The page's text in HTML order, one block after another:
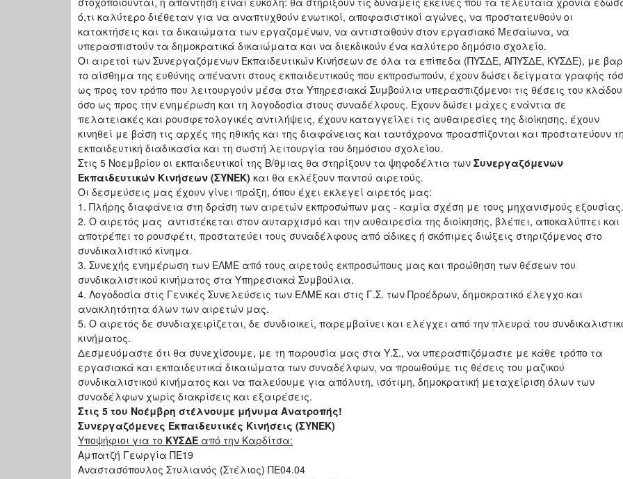
ό,τι καλύτερο διέθεταν για να αναπτυχθούν ενωτικοί, αποφασιστικοί αγώνες, να προστατευθούν οι
κατακτήσεις και τα δικαιώματα των εργαζομένων, να αντισταθούν στον εργασιακό Μεσαίωνα, να
υπερασπιστούν τα δημοκρατικά δικαιώματα και να διεκδικούν ένα καλύτερο δημόσιο σχολείο.
Οι αιρετοί των Συνεργαζόμενων Εκπαιδευτικών Κινήσεων σε όλα τα επίπεδα (ΠΥΣΔΕ, ΑΠΥΣΔΕ, ΚΥΣΔΕ), με
το αίσθημα της ευθύνης απέναντι στους εκπαιδευτικούς που εκπροσωπούν, έχουν δώσει δείγματα γραφής
ως προς τον τρόπο που λειτουργούν μέσα στα Υπηρεσιακά Συμβούλια υπερασπιζόμενοι τις θέσεις του κλάδου
όσο ως προς την ενημέρωση και τη λογοδοσία στους συναδέλφους. Έχουν δώσει μάχες ενάντια σε
πελατειακές και ρουσφετολογικές αντιλήψεις, έχουν καταγγείλει τις αυθαιρεσίες της διοίκησης, έχουν
κινηθεί με βάση τις αρχές της ηθικής και της διαφάνειας και ταυτόχρονα προασπίζονται και προστατεύουν
εκπαιδευτική διαδικασία και τη σωστή λειτουργία του δημόσιου σχολείου.
Στις 5 Νοεμβρίου οι εκπαιδευτικοί της Β/θμιας θα στηρίξουν τα ψηφοδέλτια των Συνεργαζόμενων
Εκπαιδευτικών Κινήσεων (ΣΥΝΕΚ) και θα εκλέξουν παντού αιρετούς.
Οι δεσμεύσεις μας έχουν γίνει πράξη, όπου έχει εκλεγεί αιρετός μας:
1. Πλήρης διαφάνεια στη δράση των αιρετών εκπροσώπων μας - καμία σχέση με τους μηχανισμούς εξουσίας.
2. Ο αιρετός μας αντιστέκεται στον αυταρχισμό και την αυθαιρεσία της διοίκησης, βλέπει, αποκαλύπτει και
αποτρέπει το ρουσφέτι, προστατεύει τους συναδέλφους από άδικες ή σκόπιμες διώξεις στηριζόμενος στο
συνδικαλιστικό κίνημα.
3. Συνεχής ενημέρωση των ΕΛΜΕ από τους αιρετούς εκπροσώπους μας και προώθηση των θέσεων του
συνδικαλιστικού κινήματος στα Υπηρεσιακά Συμβούλια.
4. Λογοδοσία στις Γενικές Συνελεύσεις των ΕΛΜΕ και στις Γ.Σ. των Προέδρων, δημοκρατικό έλεγχο και
ανακλητότητα όλων των αιρετών μας.
5. Ο αιρετός δε συνδιαχειρίζεται, δε συνδιοικεί, παρεμβαίνει και ελέγχει από την πλευρά του
κινήματος.
Δεσμευόμαστε ότι θα συνεχίσουμε, με τη παρουσία μας στα Υ.Σ., να υπερασπιζόμαστε με κάθε τρόπο τα
εργασιακά και εκπαιδευτικά δικαιώματα των συναδέλφων, να προωθούμε τις θέσεις του μαζικού
συνδικαλιστικού κινήματος και να παλεύουμε για απόλυτη, ισότιμη, δημοκρατική μεταχείριση όλων των
συναδέλφων χωρίς διακρίσεις και εξαιρέσεις.
Στις 5 του Νοέμβρη στέλνουμε μήνυμα Ανατροπής!
Συνεργαζόμενες Εκπαιδευτικές Κινήσεις (ΣΥΝΕΚ)
Υποψήφιοι για το ΚΥΣΔΕ από την Καρδίτσα:
Αμπατζή Γεωργία ΠΕ19
Αναστασόπουλος Στυλιανός (Στέλιος) ΠΕ04.04